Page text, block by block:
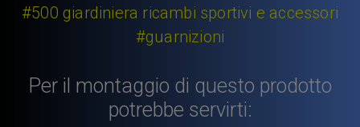
Fiat
rame
#500 giardiniera ricambi sportivi e accessori
#guarnizioni
Per il montaggio di questo prodotto
potrebbe servirti: